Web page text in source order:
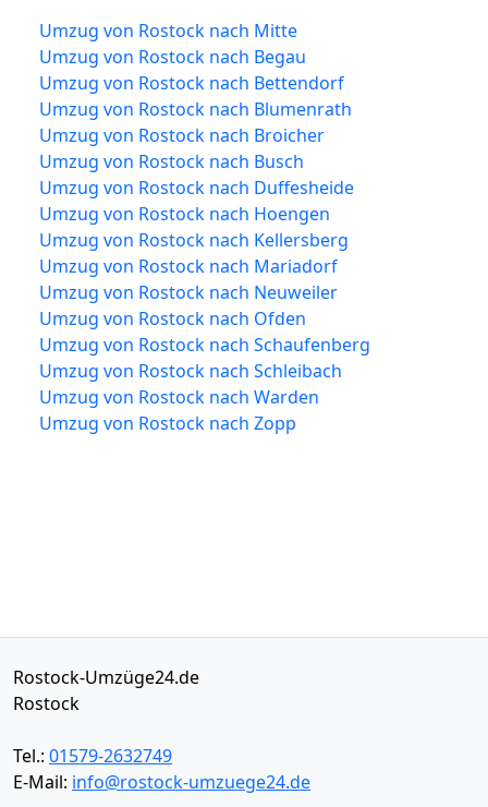
Umzug von Rostock nach Mitte
Umzug von Rostock nach Begau
Umzug von Rostock nach Bettendorf
Umzug von Rostock nach Blumenrath
Umzug von Rostock nach Broicher
Umzug von Rostock nach Busch
Umzug von Rostock nach Duffesheide
Umzug von Rostock nach Hoengen
Umzug von Rostock nach Kellersberg
Umzug von Rostock nach Mariadorf
Umzug von Rostock nach Neuweiler
Umzug von Rostock nach Ofden
Umzug von Rostock nach Schaufenberg
Umzug von Rostock nach Schleibach
Umzug von Rostock nach Warden
Umzug von Rostock nach Zopp
Rostock-Umzüge24.de
Rostock
Tel.: 01579-2632749
E-Mail: info@rostock-umzuege24.de